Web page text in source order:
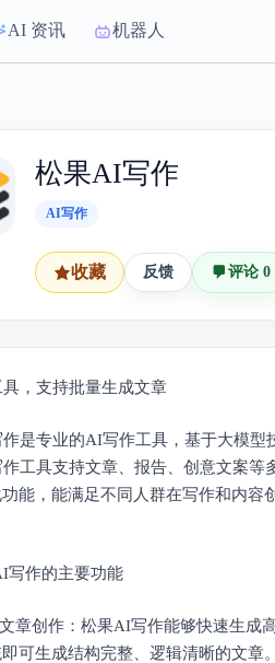
AI 资讯 机器人
松果AI写作
AI写作
收藏 反馈 评论 0
，支持批量生成文章
是专业的AI写作工具，基于大模型
工具支持文章、报告、创意文案等
能，能满足不同人群在写作和内容
写作的主要功能
章创作：松果AI写作能够快速生成
可生成结构完整、逻辑清晰的文章。